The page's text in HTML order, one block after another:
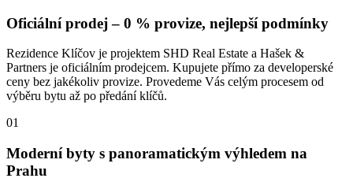
Oficiální prodej – 0 % provize, nejlepší podmínky
Rezidence Klíčov je projektem SHD Real Estate a Hašek &
Partners je oficiálním prodejcem. Kupujete přímo za developerské
ceny bez jakékoliv provize. Provedeme Vás celým procesem od
výběru bytu až po předání klíčů.
01
Moderní byty s panoramatickým výhledem na
Prahu